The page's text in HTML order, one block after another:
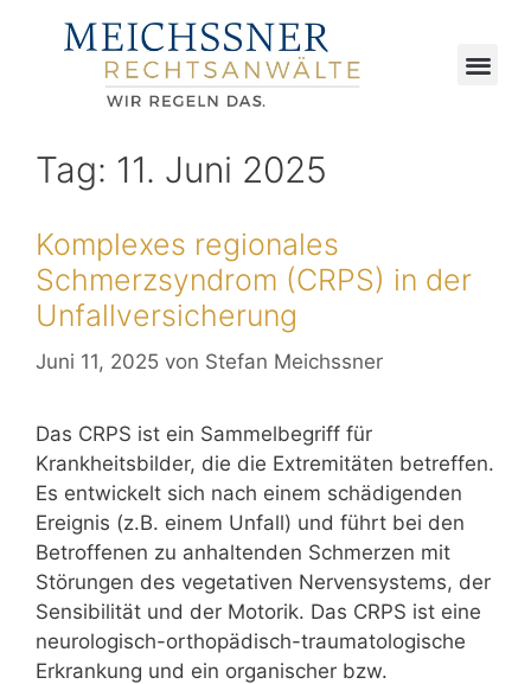
Tag: 11. Juni 2025
Komplexes regionales
Schmerzsyndrom (CRPS) in der
Unfallversicherung
Juni 11, 2025 von Stefan Meichssner
Das CRPS ist ein Sammelbegriff für
Krankheitsbilder, die die Extremitäten betreffen.
Es entwickelt sich nach einem schädigenden
Ereignis (z.B. einem Unfall) und führt bei den
Betroffenen zu anhaltenden Schmerzen mit
Störungen des vegetativen Nervensystems, der
Sensibilität und der Motorik. Das CRPS ist eine
neurologisch-orthopädisch-traumatologische
Erkrankung und ein organischer bzw.